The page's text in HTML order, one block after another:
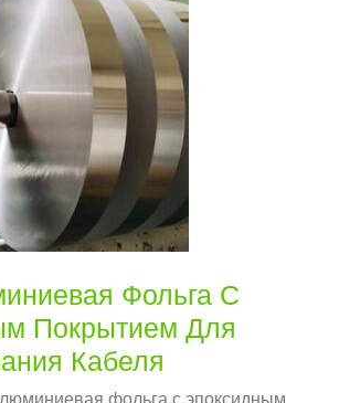
Фольга С
Покрытием Для
Кабеля
фольга с эпоксидным